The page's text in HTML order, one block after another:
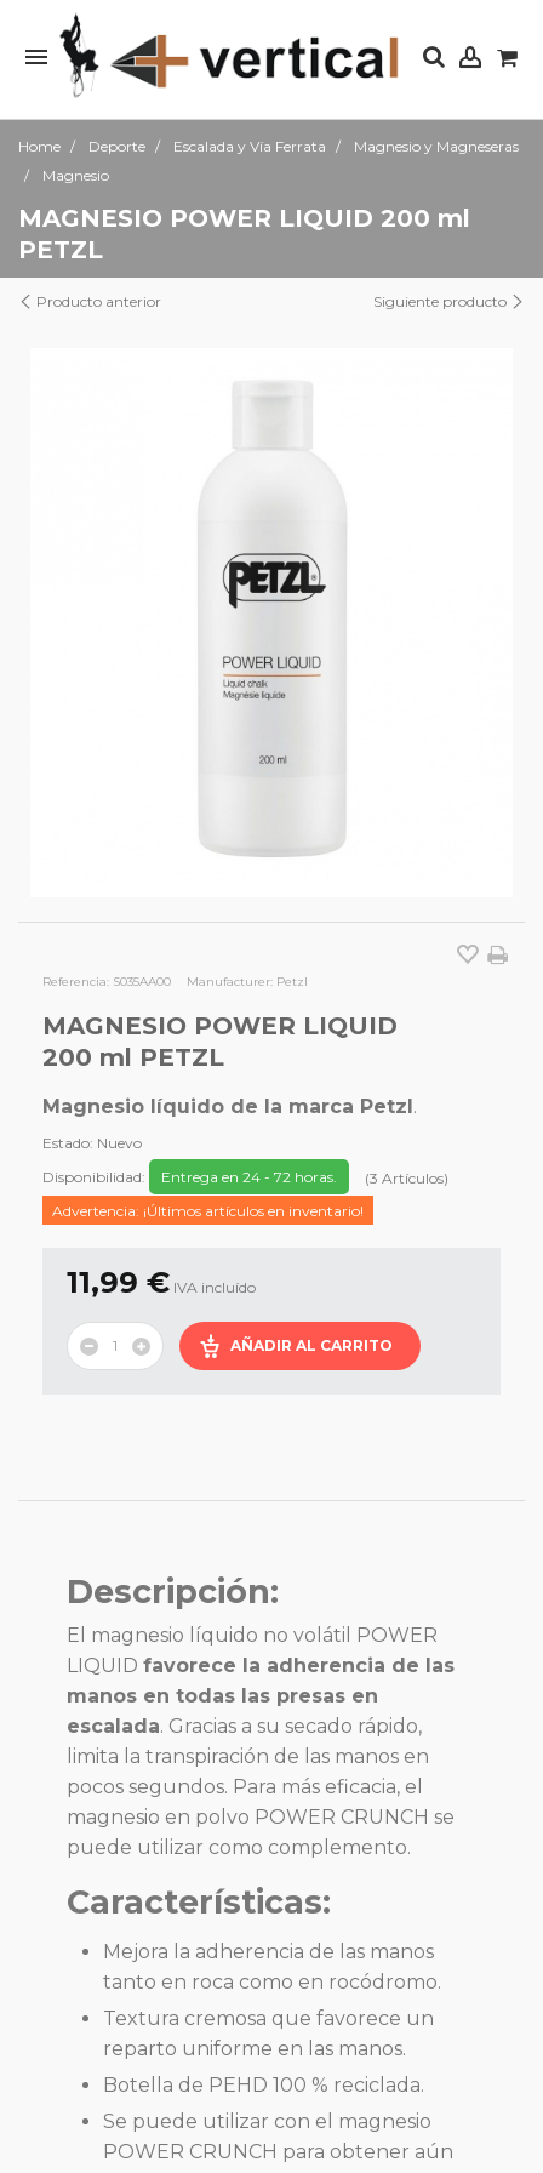
Home Deporte Escalada y Vía Ferrata
Magnesio y Magneseras
Magnesio
MAGNESIO POWER LIQUID 200 ml
PETZL
Producto anterior Siguiente producto
Referencia: S035AA00 Manufacturer: Petzl
MAGNESIO POWER LIQUID
200 ml PETZL
Magnesio líquido de la marca Petzl.
Estado: Nuevo
Disponibilidad:
Entrega en 24 - 72 horas. (3 Artículos)
Advertencia: ¡Últimos artículos en inventario!
11,99 € IVA incluído
AÑADIR AL CARRITO
Descripción:
El magnesio líquido no volátil POWER
LIQUID favorece la adherencia de las
manos en todas las presas en
escalada. Gracias a su secado rápido,
limita la transpiración de las manos en
pocos segundos. Para más eficacia, el
magnesio en polvo POWER CRUNCH se
puede utilizar como complemento.
Características:
Mejora la adherencia de las manos
tanto en roca como en rocódromo.
Textura cremosa que favorece un
reparto uniforme en las manos.
Botella de PEHD 100 % reciclada.
Se puede utilizar con el magnesio
POWER CRUNCH para obtener aún